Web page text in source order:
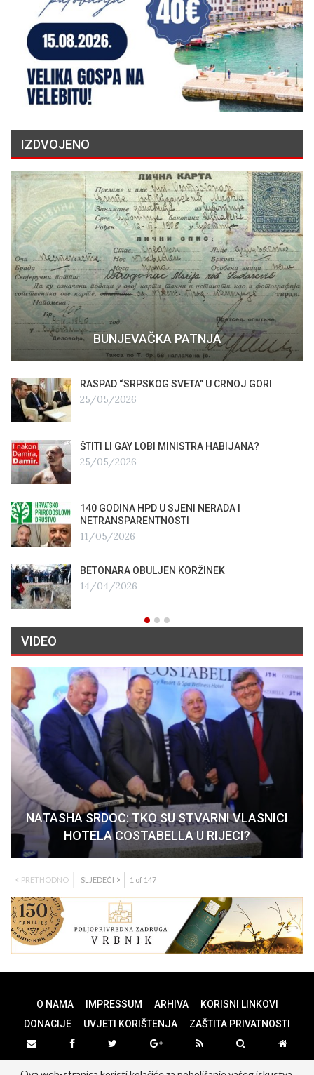
IZDVOJENO
BUNJEVAČKA PATNJA
RASPAD “SRPSKOG SVETA” U CRNOJ GORI
25/05/2026
ŠTITI LI GAY LOBI MINISTRA HABIJANA?
25/05/2026
140 GODINA HPD U SJENI NERADA I
NETRANSPARENTNOSTI
11/05/2026
BETONARA OBULJEN KORŽINEK
14/04/2026
VIDEO
NATASHA SRDOC: TKO SU STVARNI VLASNICI
HOTELA COSTABELLA U RIJECI?
PRETHODNO SLJEDEĆI 1 of 147
O NAMA IMPRESSUM ARHIVA
KORISNI LINKOVI
DONACIJE
UVJETI KORIŠTENJA ZAŠTITA PRIVATNOSTI